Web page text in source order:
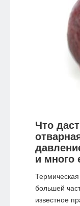
Что
и много
большей
известное